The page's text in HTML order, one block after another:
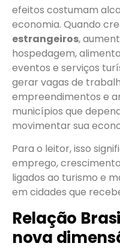
efeitos costumam
economia. Quando
estrangeiros,
hospedagem,
eventos e serviços
gerar vagas de
empreendimentos e
municípios que
movimentar sua
Para o leitor, isso
emprego,
ligados ao turismo e
em cidades que
Relação
nova